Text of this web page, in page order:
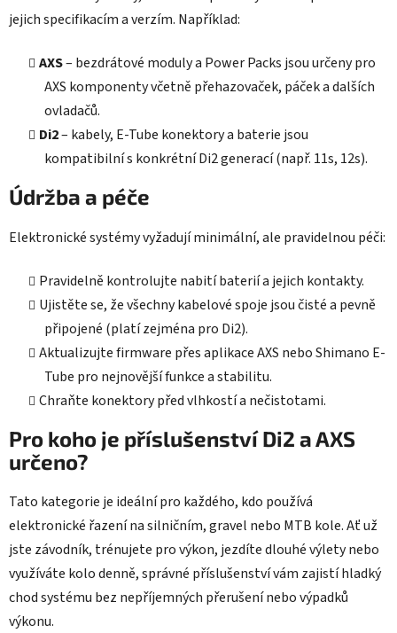
jejich specifikacím a verzím. Například:
AXS– bezdrátové moduly a Power Packs jsou určeny pro
AXS komponenty včetně přehazovaček, páček a dalších
ovladačů.
Di2– kabely, E-Tube konektory a baterie jsou
kompatibilní s konkrétní Di2 generací (např. 11s, 12s).
Údržba a péče
Elektronické systémy vyžadují minimální, ale pravidelnou péči:
Pravidelně kontrolujte nabití baterií a jejich kontakty.
Ujistěte se, že všechny kabelové spoje jsou čisté a pevně
připojené (platí zejména pro Di2).
Aktualizujte firmware přes aplikace AXS nebo Shimano E-
Tube pro nejnovější funkce a stabilitu.
Chraňte konektory před vlhkostí a nečistotami.
Pro koho je příslušenství Di2 a AXS
určeno?
Tato kategorie je ideální pro každého, kdo používá
elektronické řazení na silničním, gravel nebo MTB kole. Ať už
jste závodník, trénujete pro výkon, jezdíte dlouhé výlety nebo
využíváte kolo denně, správné příslušenství vám zajistí hladký
chod systému bez nepříjemných přerušení nebo výpadků
výkonu.